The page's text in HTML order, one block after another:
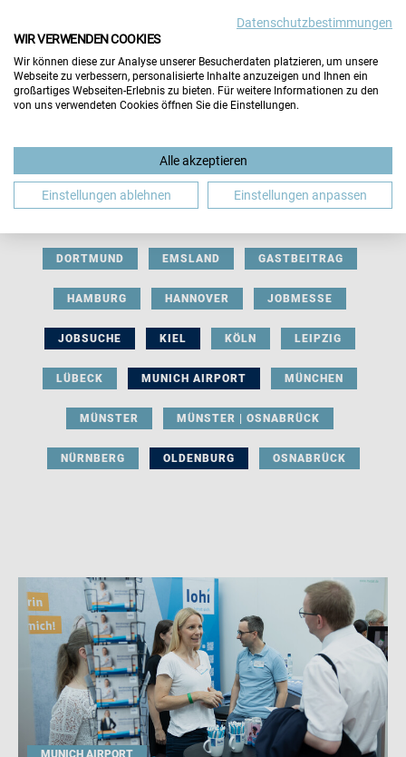
BERUFLICHE ORIENTIERUNG BEWERBUNG
DORTMUND EMSLAND GASTBEITRAG
HAMBURG HANNOVER JOBMESSE
JOBSUCHE KIEL KÖLN LEIPZIG
LÜBECK MUNICH AIRPORT MÜNCHEN
MÜNSTER MÜNSTER | OSNABRÜCK
NÜRNBERG OLDENBURG OSNABRÜCK
MUNICH AIRPORT
Datenschutzbestimmungen
WIR VERWENDEN COOKIES
Wir können diese zur Analyse unserer Besucherdaten platzieren, um unsere
Webseite zu verbessern, personalisierte Inhalte anzuzeigen und Ihnen ein
großartiges Webseiten-Erlebnis zu bieten. Für weitere Informationen zu den
von uns verwendeten Cookies öffnen Sie die Einstellungen.
Alle akzeptieren
Einstellungen ablehnen Einstellungen anpassen